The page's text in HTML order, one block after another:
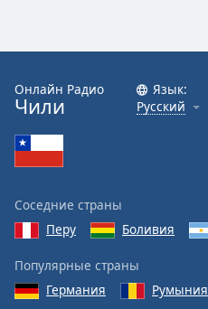
Онлайн Радио
Чили
Язык:
Русский
Соседние страны
Перу
Боливия
Популярные страны
Германия
Румыния